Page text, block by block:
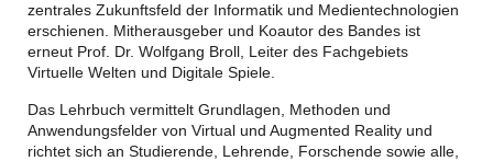
zentrales Zukunftsfeld der Informatik und Medientechnologien
erschienen. Mitherausgeber und Koautor des Bandes ist
erneut Prof. Dr. Wolfgang Broll, Leiter des Fachgebiets
Virtuelle Welten und Digitale Spiele.
Das Lehrbuch vermittelt Grundlagen, Methoden und
Anwendungsfelder von Virtual und Augmented Reality und
richtet sich an Studierende, Lehrende, Forschende sowie alle,